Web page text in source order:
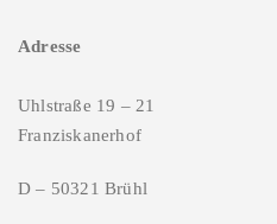
Adresse
Uhlstraße 19 – 21
Franziskanerhof
D – 50321 Brühl